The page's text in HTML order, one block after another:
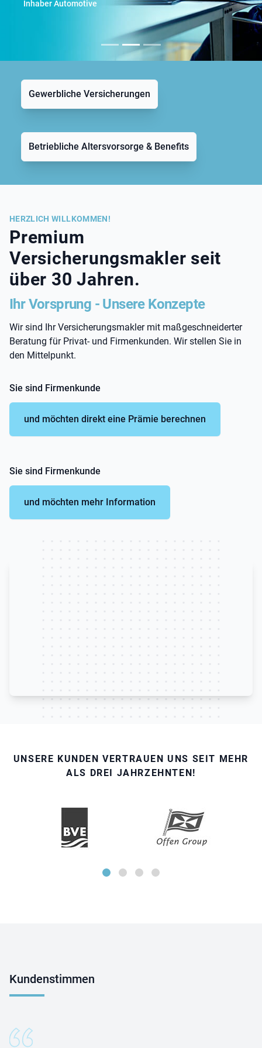
Inhaber Automotive
Gewerbliche Versicherungen
Betriebliche Altersvorsorge & Benefits
HERZLICH WILLKOMMEN!
Premium
Versicherungsmakler seit
über 30 Jahren.
Ihr Vorsprung - Unsere Konzepte
Wir sind Ihr Versicherungsmakler mit maßgeschneiderter
Beratung für Privat- und Firmenkunden. Wir stellen Sie in
den Mittelpunkt.
Sie sind Firmenkunde
und möchten direkt eine Prämie berechnen
Sie sind Firmenkunde
und möchten mehr Information
UNSERE KUNDEN VERTRAUEN UNS SEIT MEHR
ALS DREI JAHRZEHNTEN!
Kundenstimmen